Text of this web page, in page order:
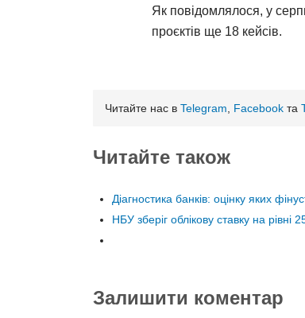
Як повідомлялося, у
проєктів ще 18 кейсів.
Читайте нас в Telegram Facebook та
Читайте також
Діагностика банків: оцінку яких
НБУ зберіг облікову ставку на рівні
Залишити коментар